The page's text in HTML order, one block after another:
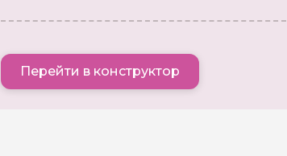
Перейти в конструктор